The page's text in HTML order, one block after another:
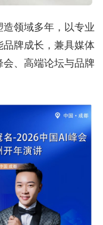
领域多年，以专业
牌成长，兼具媒体
、高端论坛与品牌